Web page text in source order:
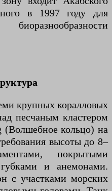
в 1997 году для
крупных коралловых
песчаным кластером
(Волшебное кольцо) на
высоты до 8–
покрытыми
и анемонами.
с участками морских